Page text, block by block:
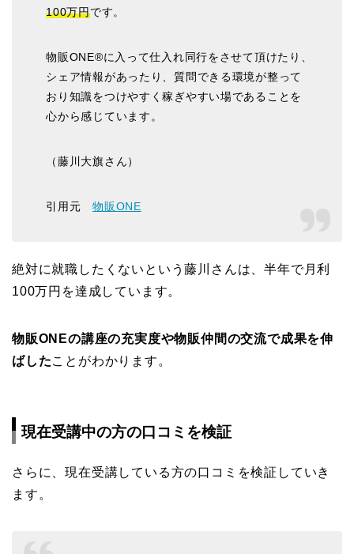
100万円です。
物販ONE®に入って仕入れ同行をさせて頂けたり、
シェア情報があったり、質問できる環境が整って
おり知識をつけやすく稼ぎやすい場であることを
心から感じています。
（藤川大旗さん）
引用元物販ONE
絶対に就職したくないという藤川さんは、半年で月利
100万円を達成しています。
物販ONEの講座の充実度や物販仲間の交流で成果を伸
ばしたことがわかります。
現在受講中の方の口コミを検証
さらに、現在受講している方の口コミを検証していき
ます。